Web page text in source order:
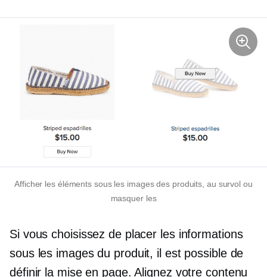
Afficher les éléments sous les images des produits, au survol ou
masquer les
Si vous choisissez de placer les informations
sous les images du produit, il est possible de
définir la mise en page. Alignez votre contenu